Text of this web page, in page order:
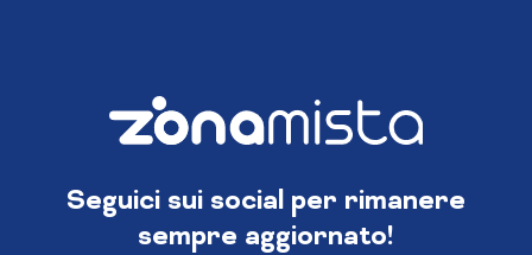
Seguici sui social per rimanere
sempre aggiornato!